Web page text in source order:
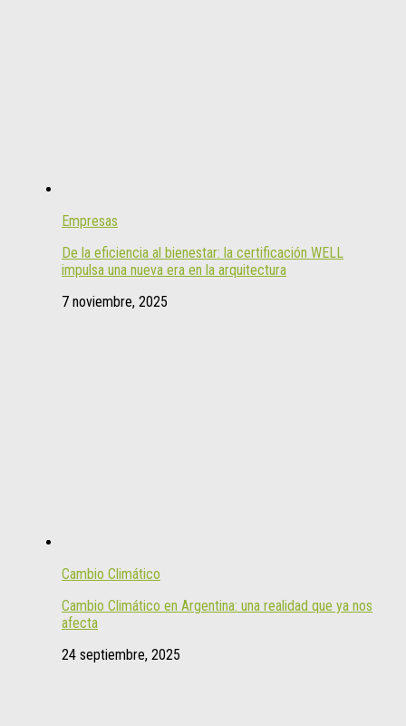
Empresas
De la eficiencia al bienestar: la certificación WELL
impulsa una nueva era en la arquitectura
7 noviembre, 2025
Cambio Climático
Cambio Climático en Argentina: una realidad que ya nos
afecta
24 septiembre, 2025